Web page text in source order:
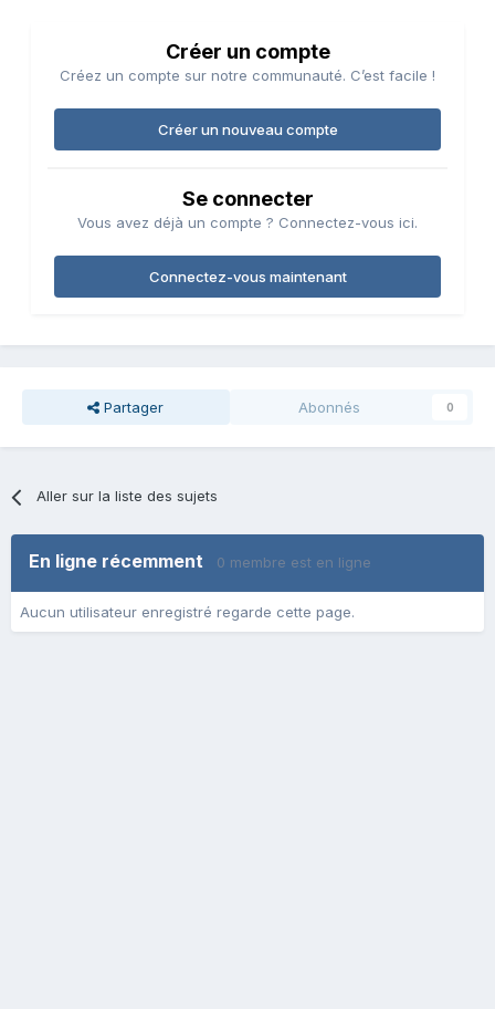
Créer un compte
Créez un compte sur notre communauté. C’est facile !
Créer un nouveau compte
Se connecter
Vous avez déjà un compte ? Connectez-vous ici.
Connectez-vous maintenant
Partager Abonnés 0
Aller sur la liste des sujets
En ligne récemment 0 membre est en ligne
Aucun utilisateur enregistré regarde cette page.